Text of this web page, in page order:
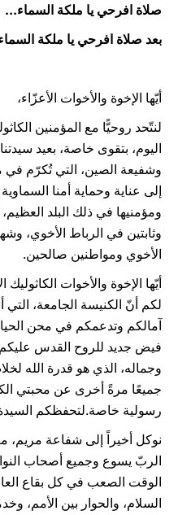
صلاة افرحي يا ملكة السماء...
بعد صلاة افرحي يا ملكة
أيّها الإخوة والأخوات الأعزّاء،
لنتّحد روحيًّا مع المؤمنين
اليوم، بتقوى خاصة، بعيد
وشفيعة الصين، التي تُكرّم
إلى عناية وحماية أمنا
ومؤمنيها في ذلك البلد
وثابتين في الرباط الأخوي،
الأخوي ومواطنين صالحين.
أيّها الإخوة والأخوات
لكم أنّ الكنيسة الجامعة، التي
آمالكم وتدعمكم في محن
فيض جديد للروح القدس
وجماله، الذي هو قدرة الله
جميعًا مرةً أخرى عن محبتي
رسولية خاصة.لتحفظكم السيدة
نوكل أخيراً إلى شفاعة مريم،
الربّ يسوع وجميع أصحاب
الوقت الصعب في كل بقاع
السلام، والحوار بين الأمم،